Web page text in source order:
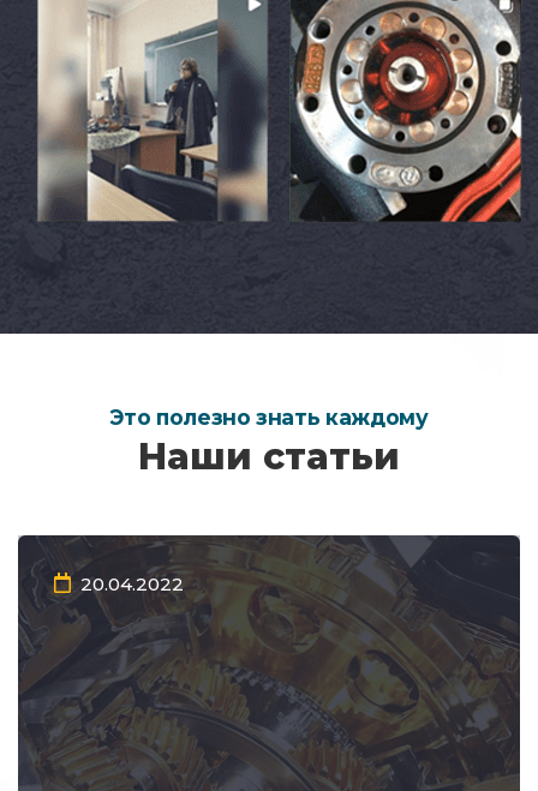
Это полезно знать каждому
Наши статьи
20.04.2022